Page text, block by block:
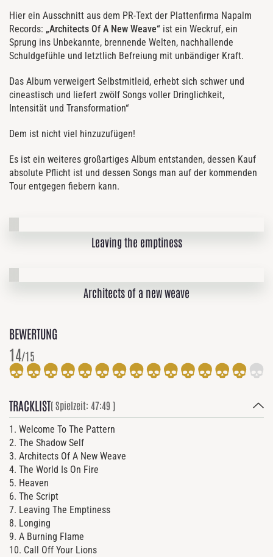
Hier ein Ausschnitt aus dem PR-Text der Plattenfirma Napalm
Records: „Architects Of A New Weave“ ist ein Weckruf, ein
Sprung ins Unbekannte, brennende Welten, nachhallende
Schuldgefühle und letztlich Befreiung mit unbändiger Kraft.
Das Album verweigert Selbstmitleid, erhebt sich schwer und
cineastisch und liefert zwölf Songs voller Dringlichkeit,
Intensität und Transformation“
Dem ist nicht viel hinzuzufügen!
Es ist ein weiteres großartiges Album entstanden, dessen Kauf
absolute Pflicht ist und dessen Songs man auf der kommenden
Tour entgegen fiebern kann.
Leaving the emptiness
Architects of a new weave
BEWERTUNG
14/15
TRACKLIST( Spielzeit: 47:49 )
1. Welcome To The Pattern
2. The Shadow Self
3. Architects Of A New Weave
4. The World Is On Fire
5. Heaven
6. The Script
7. Leaving The Emptiness
8. Longing
9. A Burning Flame
10. Call Off Your Lions